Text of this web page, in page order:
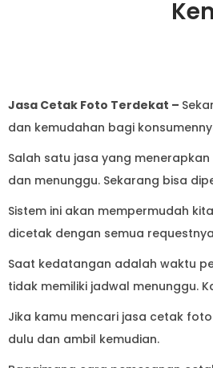
Jasa Cetak Foto Terdekat –
dan kemudahan bagi
Salah satu jasa yang
dan menunggu. Sekarang bisa
Sistem ini akan mempermudah
dicetak dengan semua
Saat kedatangan adalah waktu
tidak memiliki jadwal menunggu.
Jika kamu mencari jasa cetak
dulu dan ambil kemudian.